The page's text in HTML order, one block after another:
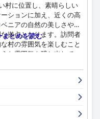
村に位置し、素晴らしい
ションに加え、近くの高
ニアの自然の美しさや地
拠点となります。訪問者
村の雰囲気を楽しむこと
な雰囲気を醸し出してい
いコーヒーなど、その
す。ダイニング体験は夕
シェフと彼のチームが作
す。レストランの雰囲気
まとめを読む